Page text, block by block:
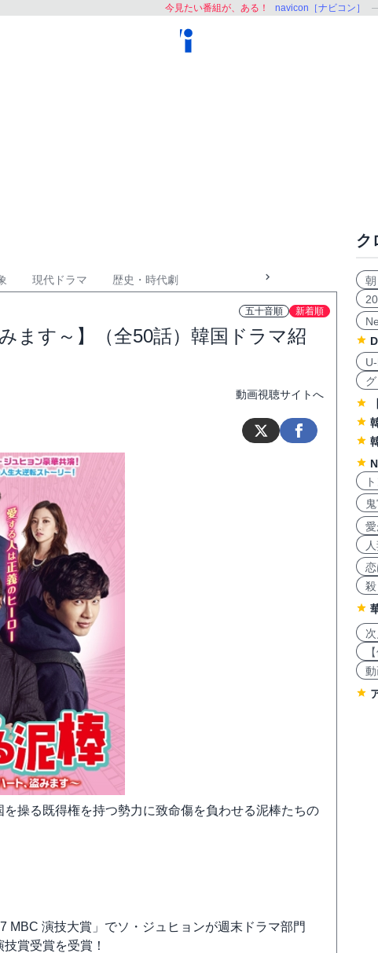
今見たい番組が、ある！ navicon［ナビコン］
現代ドラマ 歴史・時代劇
五十音順 新着順
ます～】（全50話）韓国ドラマ紹
動画視聴サイトへ
操る既得権を持つ勢力に致命傷を負わせる泥棒たちの
演技大賞」でソ・ジュヒョンが週末ドラマ部門
賞受賞を受賞！
ク